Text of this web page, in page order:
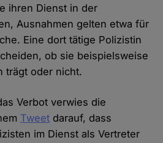
ihren Dienst in der
Ausnahmen gelten etwa für
Eine dort tätige Polizistin
ob sie beispielsweise
trägt oder nicht.
Verbot verwies die
Tweet darauf, dass
im Dienst als Vertreter